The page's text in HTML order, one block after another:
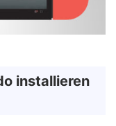
installieren